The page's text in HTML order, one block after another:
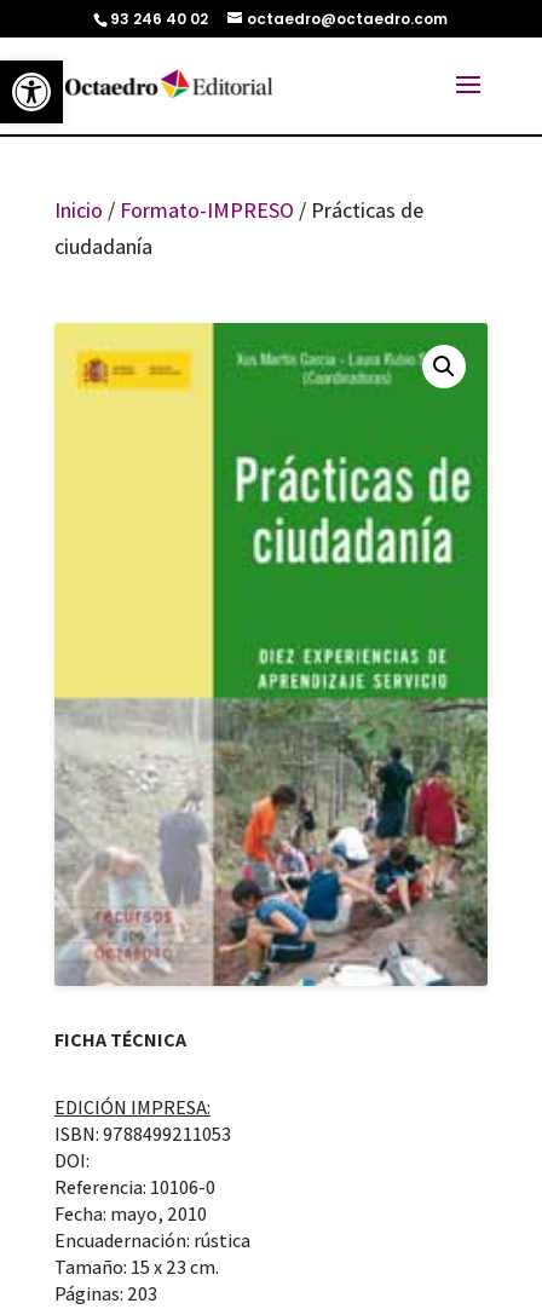
Abrir barra de herramientas
93 246 40 02 octaedro@octaedro.com
Inicio / Formato-IMPRESO / Prácticas de
ciudadanía
FICHA TÉCNICA
EDICIÓN IMPRESA:
ISBN: 9788499211053
DOI:
Referencia: 10106-0
Fecha: mayo, 2010
Encuadernación: rústica
Tamaño: 15 x 23 cm.
Páginas: 203